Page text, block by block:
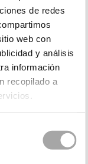
de redes
web con
y análisis
información
recopilado a